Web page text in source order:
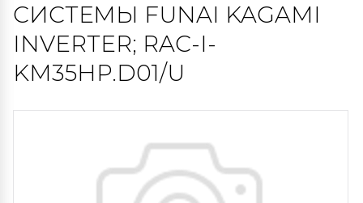
СИСТЕМЫ FUNAI KAGAMI
INVERTER; RAC-I-
KM35HP.D01/U